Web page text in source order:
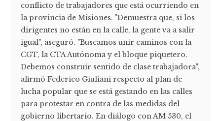
conflicto de trabajadores que está ocurriendo en
la provincia de Misiones. "Demuestra que, si los
dirigentes no están en la calle, la gente va a salir
igual", aseguró. "Buscamos unir caminos con la
CGT, la CTA Autónoma y el bloque piquetero.
Debemos construir sentido de clase trabajadora",
afirmó Federico Giuliani respecto al plan de
lucha popular que se está gestando en las calles
para protestar en contra de las medidas del
gobierno libertario. En diálogo con AM 530, el